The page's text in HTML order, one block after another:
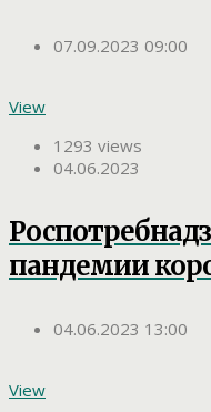
07.09.2023 09:00
View
1293 views
04.06.2023
пандемии
04.06.2023 13:00
View